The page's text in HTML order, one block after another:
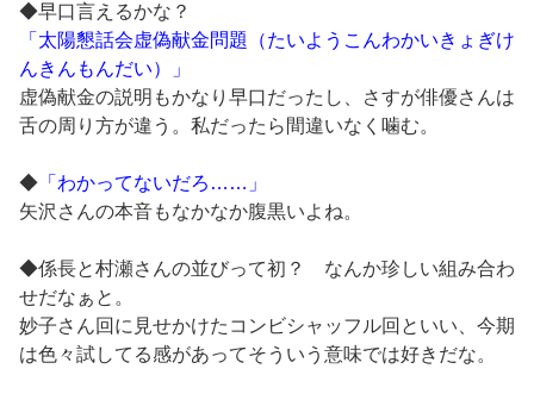
◆早口言えるかな？
「太陽懇話会虚偽献金問題（たいようこんわかいきょぎけ
んきんもんだい）」
虚偽献金の説明もかなり早口だったし、さすが俳優さんは
舌の周り方が違う。私だったら間違いなく噛む。
◆ 「わかってないだろ……」
矢沢さんの本音もなかなか腹黒いよね。
◆係長と村瀬さんの並びって初？ なんか珍しい組み合わ
せだなぁと。
妙子さん回に見せかけたコンビシャッフル回といい、今期
は色々試してる感があってそういう意味では好きだな。